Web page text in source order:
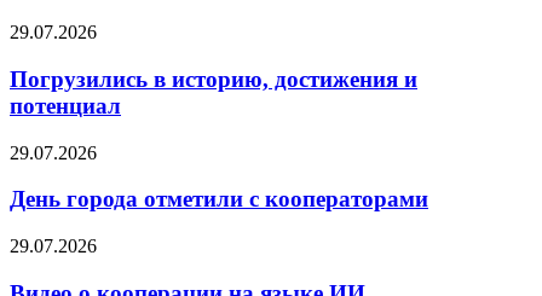
29.07.2026
Погрузились в историю, достижения и
потенциал
29.07.2026
День города отметили с кооператорами
29.07.2026